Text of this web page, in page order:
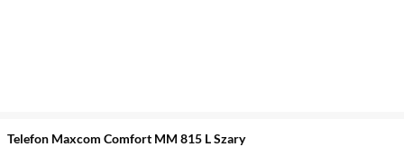
Telefon Maxcom Comfort MM 815 L Szary